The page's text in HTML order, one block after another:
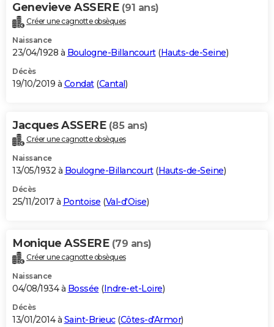
Genevieve ASSERE (91 ans)
Créer une cagnotte obsèques
Naissance
23/04/1928 à Boulogne-Billancourt(Hauts-de-Seine)
Décès
19/10/2019 à Condat(Cantal)
Jacques ASSERE (85 ans)
Créer une cagnotte obsèques
Naissance
13/05/1932 à Boulogne-Billancourt(Hauts-de-Seine)
Décès
25/11/2017 à Pontoise (Val-d'Oise)
Monique ASSERE (79 ans)
Créer une cagnotte obsèques
Naissance
04/08/1934 à Bossée (Indre-et-Loire)
Décès
13/01/2014 à Saint-Brieuc(Côtes-d'Armor)